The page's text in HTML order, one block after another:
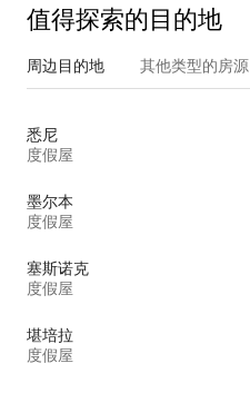
值得探索的目的地
周边目的地 其他类型的房源
悉尼
度假屋
墨尔本
度假屋
塞斯诺克
度假屋
堪培拉
度假屋